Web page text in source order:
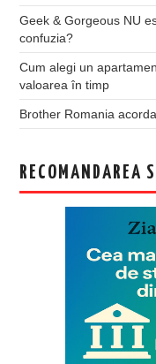
Geek & Gorgeous NU
confuzia?
Cum alegi un
valoarea în timp
Brother Romania
RECOMANDAREA